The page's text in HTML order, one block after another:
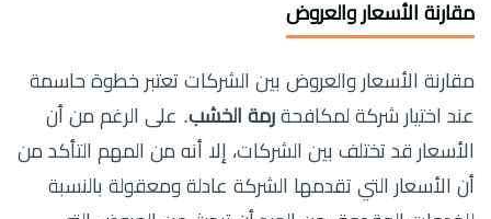
مقارنة الأسعار والعروض
مقارنة الأسعار والعروض بين الشركات تعتبر خطوة حاسمة
عند اختيار شركة لمكافحة رمة الخشب. على الرغم من أن
الأسعار قد تختلف بين الشركات، إلا أنه من المهم التأكد من
أن الأسعار التي تقدمها الشركة عادلة ومعقولة بالنسبة